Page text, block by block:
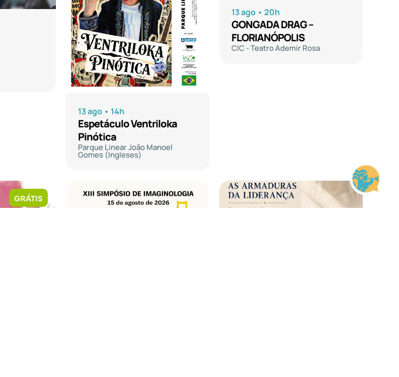
13 ago • 14h
Espetáculo Ventriloka
Pinótica
Parque Linear João Manoel
Gomes (Ingleses)
13 ago • 20h
GONGADA DRAG –
FLORIANÓPOLIS
CIC - Teatro Ademir Rosa
GRÁTIS